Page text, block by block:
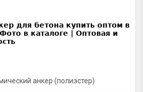
анкер (полиэстер)